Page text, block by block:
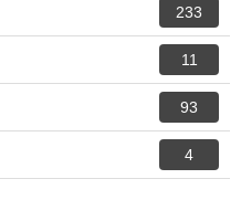
233
11
93
4